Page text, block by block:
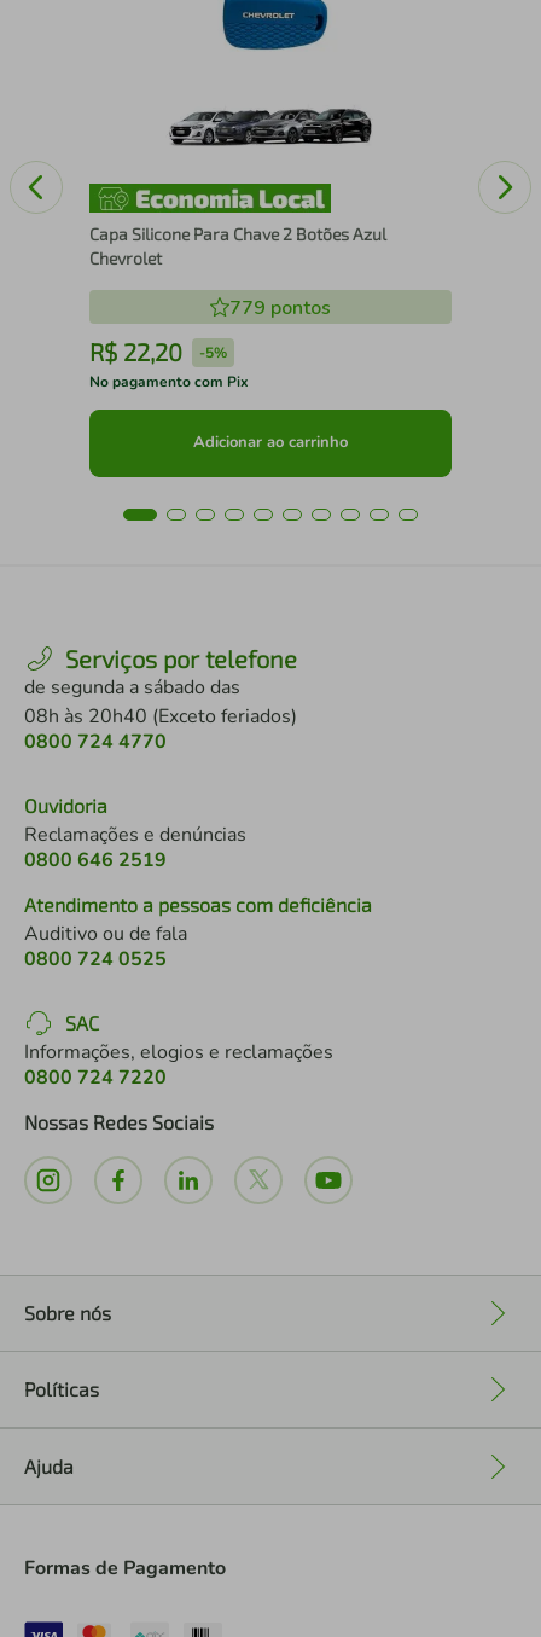
Capa Silicone Para Chave 2 Botões Azul
Chevrolet
779 pontos
R$ 22,20 -5%
No pagamento com Pix
Adicionar ao carrinho
Serviços por telefone
de segunda a sábado das
08h às 20h40 (Exceto feriados)
0800 724 4770
Ouvidoria
Reclamações e denúncias
0800 646 2519
Atendimento a pessoas com deficiência
Auditivo ou de fala
0800 724 0525
SAC
Informações, elogios e reclamações
0800 724 7220
Nossas Redes Sociais
Sobre nós
Políticas
Ajuda
Formas de Pagamento